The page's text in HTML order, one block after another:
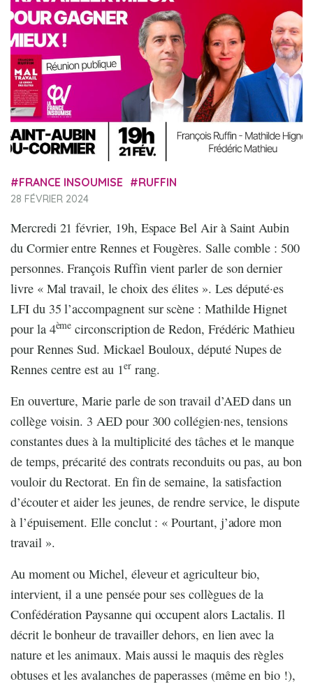
FRANCE INSOUMISE RUFFIN
28 FÉVRIER 2024
Mercredi 21 février, 19h, Espace Bel Air à Saint Aubin
du Cormier entre Rennes et Fougères. Salle comble : 500
personnes. François Ruffin vient parler de son dernier
livre « Mal travail, le choix des élites ». Les député·es
LFI du 35 l’accompagnent sur scène : Mathilde Hignet
pour la 4ème circonscription de Redon, Frédéric Mathieu
pour Rennes Sud. Mickael Bouloux, député Nupes de
Rennes centre est au 1errang.
En ouverture, Marie parle de son travail d’AED dans un
collège voisin. 3 AED pour 300 collégien·nes, tensions
constantes dues à la multiplicité des tâches et le manque
de temps, précarité des contrats reconduits ou pas, au bon
vouloir du Rectorat. En fin de semaine, la satisfaction
d’écouter et aider les jeunes, de rendre service, le dispute
à l’épuisement. Elle conclut : « Pourtant, j’adore mon
travail ».
Au moment ou Michel, éleveur et agriculteur bio,
intervient, il a une pensée pour ses collègues de la
Confédération Paysanne qui occupent alors Lactalis. Il
décrit le bonheur de travailler dehors, en lien avec la
nature et les animaux. Mais aussi le maquis des règles
obtuses et les avalanches de paperasses (même en bio !),